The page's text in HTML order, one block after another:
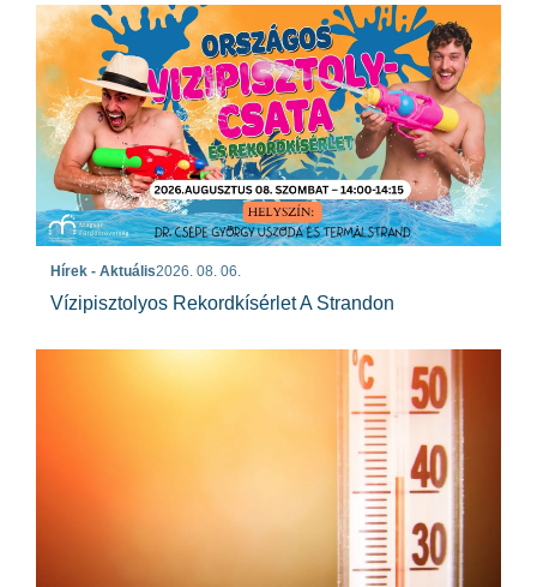
Hírek - Aktuális2026. 08. 06.
Vízipisztolyos Rekordkísérlet A Strandon